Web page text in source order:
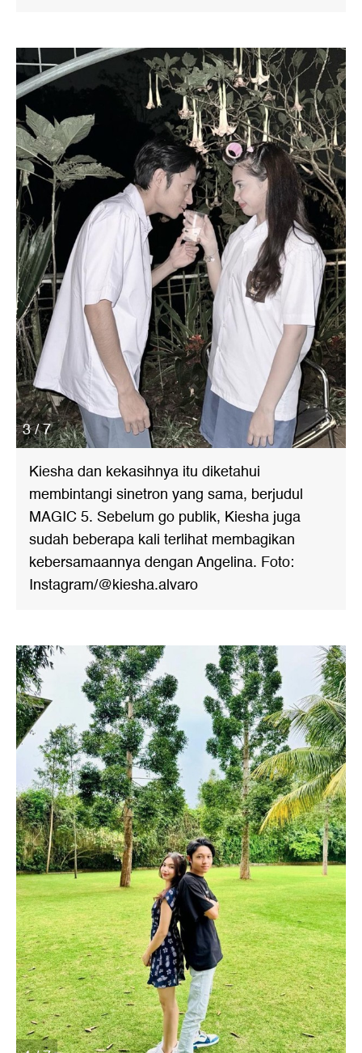
3 / 7
Kiesha dan kekasihnya itu diketahui
membintangi sinetron yang sama, berjudul
MAGIC 5. Sebelum go publik, Kiesha juga
sudah beberapa kali terlihat membagikan
kebersamaannya dengan Angelina. Foto:
Instagram/@kiesha.alvaro